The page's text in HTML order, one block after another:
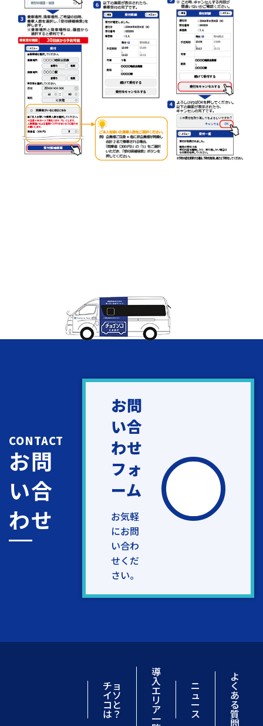
CONTACT
お問
い合
わせ
お問
い合
わせ
フォ
ーム
お気軽
にお問
い合わ
せくだ
さい。
チョ
イソ
コと
は？
導
入
エ
リ
ア
一
ニ
ュ
ー
ス
よ
く
あ
る
質
問